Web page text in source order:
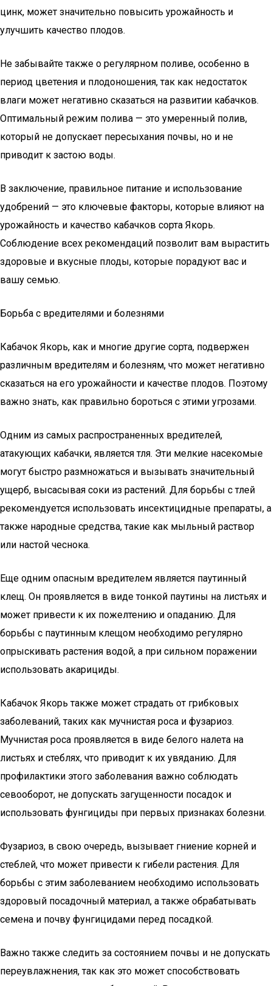
цинк, может значительно повысить урожайность и
улучшить качество плодов.
Не забывайте также о регулярном поливе, особенно в
период цветения и плодоношения, так как недостаток
влаги может негативно сказаться на развитии кабачков.
Оптимальный режим полива — это умеренный полив,
который не допускает пересыхания почвы, но и не
приводит к застою воды.
В заключение, правильное питание и использование
удобрений — это ключевые факторы, которые влияют на
урожайность и качество кабачков сорта Якорь.
Соблюдение всех рекомендаций позволит вам вырастить
здоровые и вкусные плоды, которые порадуют вас и
вашу семью.
Борьба с вредителями и болезнями
Кабачок Якорь, как и многие другие сорта, подвержен
различным вредителям и болезням, что может негативно
сказаться на его урожайности и качестве плодов. Поэтому
важно знать, как правильно бороться с этими угрозами.
Одним из самых распространенных вредителей,
атакующих кабачки, является тля. Эти мелкие насекомые
могут быстро размножаться и вызывать значительный
ущерб, высасывая соки из растений. Для борьбы с тлей
рекомендуется использовать инсектицидные препараты, а
также народные средства, такие как мыльный раствор
или настой чеснока.
Еще одним опасным вредителем является паутинный
клещ. Он проявляется в виде тонкой паутины на листьях и
может привести к их пожелтению и опаданию. Для
борьбы с паутинным клещом необходимо регулярно
опрыскивать растения водой, а при сильном поражении
использовать акарициды.
Кабачок Якорь также может страдать от грибковых
заболеваний, таких как мучнистая роса и фузариоз.
Мучнистая роса проявляется в виде белого налета на
листьях и стеблях, что приводит к их увяданию. Для
профилактики этого заболевания важно соблюдать
севооборот, не допускать загущенности посадок и
использовать фунгициды при первых признаках болезни.
Фузариоз, в свою очередь, вызывает гниение корней и
стеблей, что может привести к гибели растения. Для
борьбы с этим заболеванием необходимо использовать
здоровый посадочный материал, а также обрабатывать
семена и почву фунгицидами перед посадкой.
Важно также следить за состоянием почвы и не допускать
переувлажнения, так как это может способствовать